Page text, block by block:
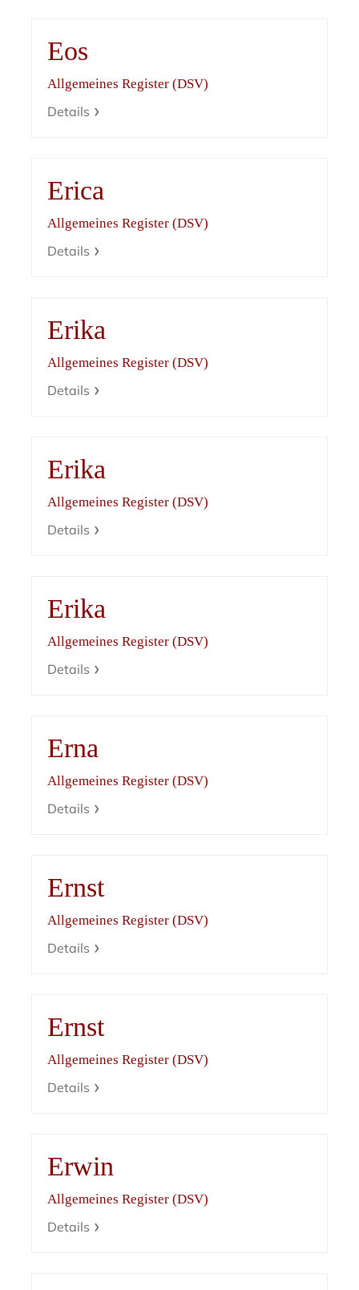
Eos
Allgemeines Register (DSV)
Details
Erica
Allgemeines Register (DSV)
Details
Erika
Allgemeines Register (DSV)
Details
Erika
Allgemeines Register (DSV)
Details
Erika
Allgemeines Register (DSV)
Details
Erna
Allgemeines Register (DSV)
Details
Ernst
Allgemeines Register (DSV)
Details
Ernst
Allgemeines Register (DSV)
Details
Erwin
Allgemeines Register (DSV)
Details